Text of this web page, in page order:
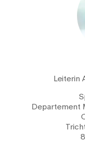
Leiterin
Departement